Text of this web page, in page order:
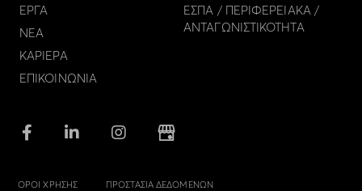
ΕΡΓΑ
ΝΕΑ
ΚΑΡΙΕΡΑ
ΕΠΙΚΟΙΝΩΝΙΑ
ΕΣΠΑ / ΠΕΡΙΦΕΡΕΙΑΚΑ /
ΑΝΤΑΓΩΝΙΣΤΙΚΟΤΗΤΑ
ΟΡΟΙ ΧΡΗΣΗΣ ΠΡΟΣΤΑΣΙΑ ΔΕΔΟΜΕΝΩΝ